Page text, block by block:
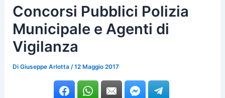
Concorsi Pubblici Polizia
Municipale e Agenti di
Vigilanza
DiGiuseppe Arlotta /12 Maggio 2017